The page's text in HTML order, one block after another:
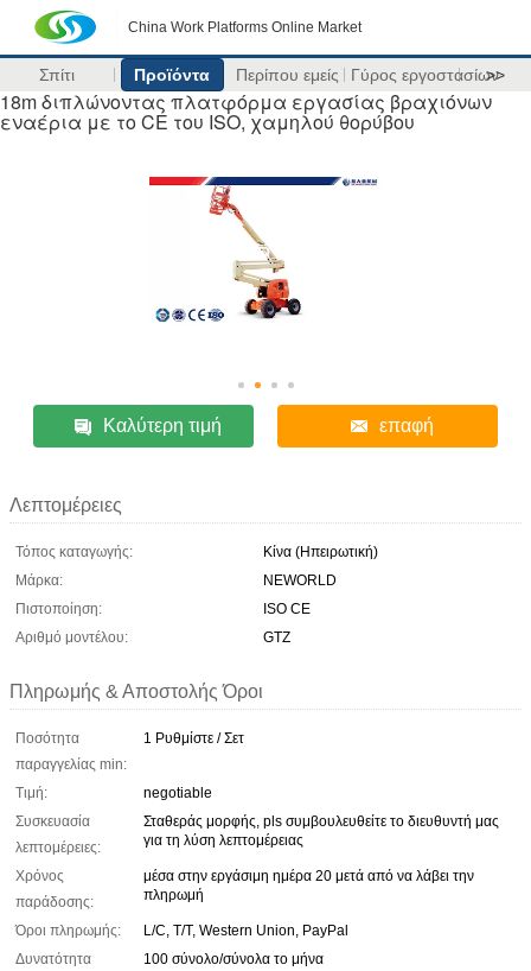
China Work Platforms Online Market
Σπίτι Προϊόντα Περίπου εμείς Γύρος εργοστασίων
>>
18m διπλώνοντας πλατφόρμα εργασίας βραχιόνων
εναέρια με το CE του ISO, χαμηλού θορύβου
Καλύτερη τιμή επαφή
Λεπτομέρειες
Τόπος καταγωγής:
Κίνα (Ηπειρωτική)
Μάρκα:
NEWORLD
Πιστοποίηση:
ISO CE
Αριθμό μοντέλου:
GTZ
Πληρωμής & Αποστολής Όροι
Ποσότητα
παραγγελίας min:
1 Ρυθμίστε / Σετ
Τιμή:
negotiable
Συσκευασία
λεπτομέρειες:
Σταθεράς μορφής, pls συμβουλευθείτε το διευθυντή μας
για τη λύση λεπτομέρειας
Χρόνος
παράδοσης:
μέσα στην εργάσιμη ημέρα 20 μετά από να λάβει την
πληρωμή
Όροι πληρωμής:
L/C, T/T, Western Union, PayPal
Δυνατότητα
100 σύνολο/σύνολα το μήνα